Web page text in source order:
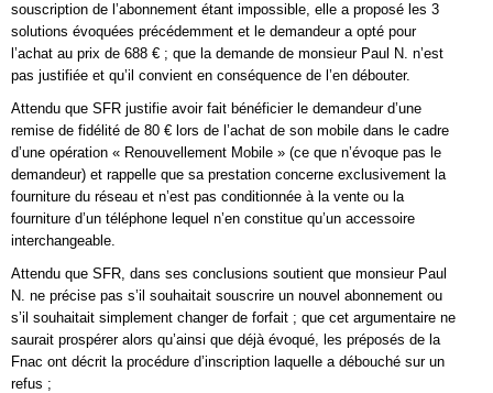
souscription de l’abonnement étant impossible, elle a proposé les 3
solutions évoquées précédemment et le demandeur a opté pour
l’achat au prix de 688 € ; que la demande de monsieur Paul N. n’est
pas justifiée et qu’il convient en conséquence de l’en débouter.
Attendu que SFR justifie avoir fait bénéficier le demandeur d’une
remise de fidélité de 80 € lors de l’achat de son mobile dans le cadre
d’une opération « Renouvellement Mobile » (ce que n’évoque pas le
demandeur) et rappelle que sa prestation concerne exclusivement la
fourniture du réseau et n’est pas conditionnée à la vente ou la
fourniture d’un téléphone lequel n’en constitue qu’un accessoire
interchangeable.
Attendu que SFR, dans ses conclusions soutient que monsieur Paul
N. ne précise pas s’il souhaitait souscrire un nouvel abonnement ou
s’il souhaitait simplement changer de forfait ; que cet argumentaire ne
saurait prospérer alors qu’ainsi que déjà évoqué, les préposés de la
Fnac ont décrit la procédure d’inscription laquelle a débouché sur un
refus ;